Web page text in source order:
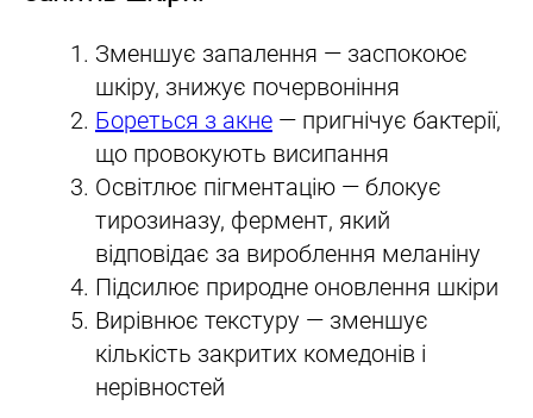
Зменшує запалення — заспокоює
шкіру, знижує почервоніння
Бореться з акне — пригнічує бактерії,
що провокують висипання
Освітлює пігментацію — блокує
тирозиназу, фермент, який
відповідає за вироблення меланіну
Підсилює природне оновлення шкіри
Вирівнює текстуру — зменшує
кількість закритих комедонів і
нерівностей